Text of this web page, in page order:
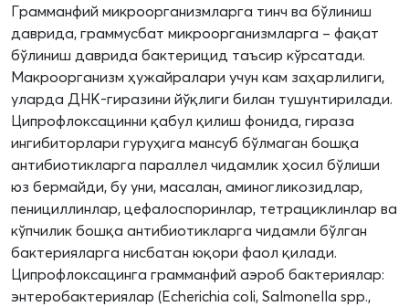
Грамманфий микроорганизмларга тинч ва бўлиниш
даврида, граммусбат микроорганизмларга – фақат
бўлиниш даврида бактерицид таъсир кўрсатади.
Макроорганизм ҳужайралари учун кам заҳарлилиги,
уларда ДНК-гиразини йўқлиги билан тушунтирилади.
Ципрофлоксацинни қабул қилиш фонида, гираза
ингибиторлари гуруҳига мансуб бўлмаган бошқа
антибиотикларга параллел чидамлик ҳосил бўлиши
юз бермайди, бу уни, масалан, аминогликозидлар,
пенициллинлар, цефалоспоринлар, тетрациклинлар ва
кўпчилик бошқа антибиотикларга чидамли бўлган
бактерияларга нисбатан юқори фаол қилади.
Ципрофлоксацинга грамманфий аэроб бактериялар:
энтеробактериялар (Echerichia coli, Salmonella spp.,